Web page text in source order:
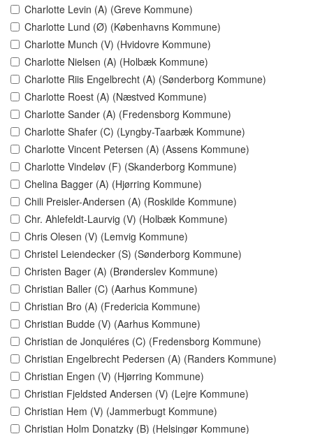
Charlotte Levin (A) (Greve Kommune)
Charlotte Lund (Ø) (Københavns Kommune)
Charlotte Munch (V) (Hvidovre Kommune)
Charlotte Nielsen (A) (Holbæk Kommune)
Charlotte Riis Engelbrecht (A) (Sønderborg Kommune)
Charlotte Roest (A) (Næstved Kommune)
Charlotte Sander (A) (Fredensborg Kommune)
Charlotte Shafer (C) (Lyngby-Taarbæk Kommune)
Charlotte Vincent Petersen (A) (Assens Kommune)
Charlotte Vindeløv (F) (Skanderborg Kommune)
Chelina Bagger (A) (Hjørring Kommune)
Chili Preisler-Andersen (A) (Roskilde Kommune)
Chr. Ahlefeldt-Laurvig (V) (Holbæk Kommune)
Chris Olesen (V) (Lemvig Kommune)
Christel Leiendecker (S) (Sønderborg Kommune)
Christen Bager (A) (Brønderslev Kommune)
Christian Baller (C) (Aarhus Kommune)
Christian Bro (A) (Fredericia Kommune)
Christian Budde (V) (Aarhus Kommune)
Christian de Jonquiéres (C) (Fredensborg Kommune)
Christian Engelbrecht Pedersen (A) (Randers Kommune)
Christian Engen (V) (Hjørring Kommune)
Christian Fjeldsted Andersen (V) (Lejre Kommune)
Christian Hem (V) (Jammerbugt Kommune)
Christian Holm Donatzky (B) (Helsingør Kommune)